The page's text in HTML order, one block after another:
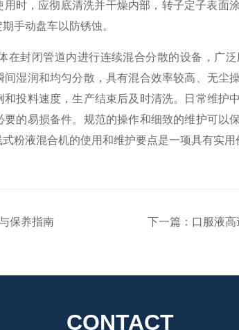
，应彻底清洗并干燥内部，转子定子表面
手动盘车以防锈蚀。
封闭管道内进行连续混合分散的设备，广泛
湿润和均匀分散，具有混合效率较高、无尘
投料速度，生产结束后及时清洗。日常维护
的易损备件。规范的操作和细致的维护可以
粉液混合机的使用和维护要点是一项具有实用
保养指南 下一篇： 口服液
CONTACT